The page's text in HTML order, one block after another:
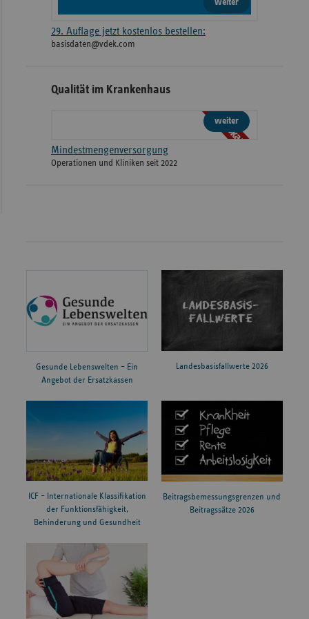
29. Auflage jetzt kostenlos bestellen:
basisdaten@vdek.com
Qualität im Krankenhaus
Webkarte
Mindestmengenversorgung
Gesunde Lebenswelten – Ein
Angebot der Ersatzkassen